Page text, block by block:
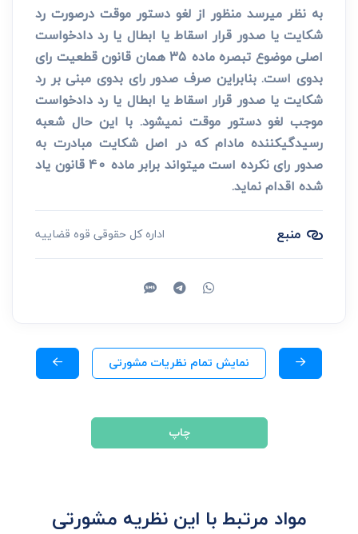
به نظر می­رسد منظور از لغو دستور موقت درصورت رد
شکایت یا صدور قرار اسقاط یا ابطال یا رد دادخواست
اصلی موضوع تبصره ماده 35 همان قانون قطعیت رای
بدوی است. بنابراین صرف صدور رای بدوی مبنی بر رد
شکایت یا صدور قرار اسقاط یا ابطال یا رد دادخواست
موجب لغو دستور موقت نمی­شود. با این حال شعبه
رسیدگی­کننده مادام که در اصل شکایت مبادرت به
صدور رای نکرده است می­تواند برابر ماده 40 قانون یاد
شده اقدام نماید.
منبع اداره کل حقوقی قوه قضاییه
نمایش تمام نظریات مشورتی
چاپ
مواد مرتبط با این نظریه مشورتی